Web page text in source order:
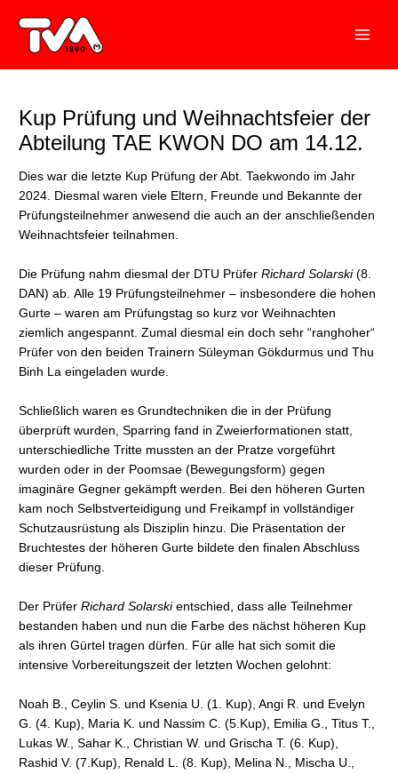
Inhalt
springen
Kup Prüfung und Weihnachtsfeier der
Abteilung TAE KWON DO am 14.12.
Dies war die letzte Kup Prüfung der Abt. Taekwondo im Jahr
2024. Diesmal waren viele Eltern, Freunde und Bekannte der
Prüfungsteilnehmer anwesend die auch an der anschließenden
Weihnachtsfeier teilnahmen.
Die Prüfung nahm diesmal der DTU PrüferRichard Solarski(8.
DAN) ab. Alle 19 Prüfungsteilnehmer – insbesondere die hohen
Gurte – waren am Prüfungstag so kurz vor Weihnachten
ziemlich angespannt. Zumal diesmal ein doch sehr “ranghoher“
Prüfer von den beiden Trainern Süleyman Gökdurmus und Thu
Binh La eingeladen wurde.
Schließlich waren es Grundtechniken die in der Prüfung
überprüft wurden, Sparring fand in Zweierformationen statt,
unterschiedliche Tritte mussten an der Pratze vorgeführt
wurden oder in der Poomsae (Bewegungsform) gegen
imaginäre Gegner gekämpft werden. Bei den höheren Gurten
kam noch Selbstverteidigung und Freikampf in vollständiger
Schutzausrüstung als Disziplin hinzu. Die Präsentation der
Bruchtestes der höheren Gurte bildete den finalen Abschluss
dieser Prüfung.
Der PrüferRichard Solarskientschied, dass alle Teilnehmer
bestanden haben und nun die Farbe des nächst höheren Kup
als ihren Gürtel tragen dürfen. Für alle hat sich somit die
intensive Vorbereitungszeit der letzten Wochen gelohnt:
Noah B., Ceylin S. und Ksenia U. (1. Kup), Angi R. und Evelyn
G. (4. Kup), Maria K. und Nassim C. (5.Kup), Emilia G., Titus T.,
Lukas W., Sahar K., Christian W. und Grischa T. (6. Kup),
Rashid V. (7.Kup), Renald L. (8. Kup), Melina N., Mischa U.,